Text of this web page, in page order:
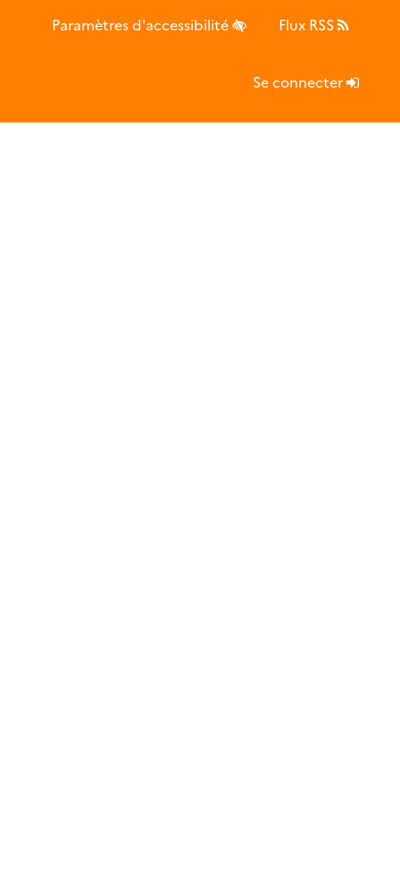
Paramètres d'accessibilité Flux RSS
Se connecter